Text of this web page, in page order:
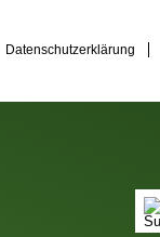
Datenschutzerklärung